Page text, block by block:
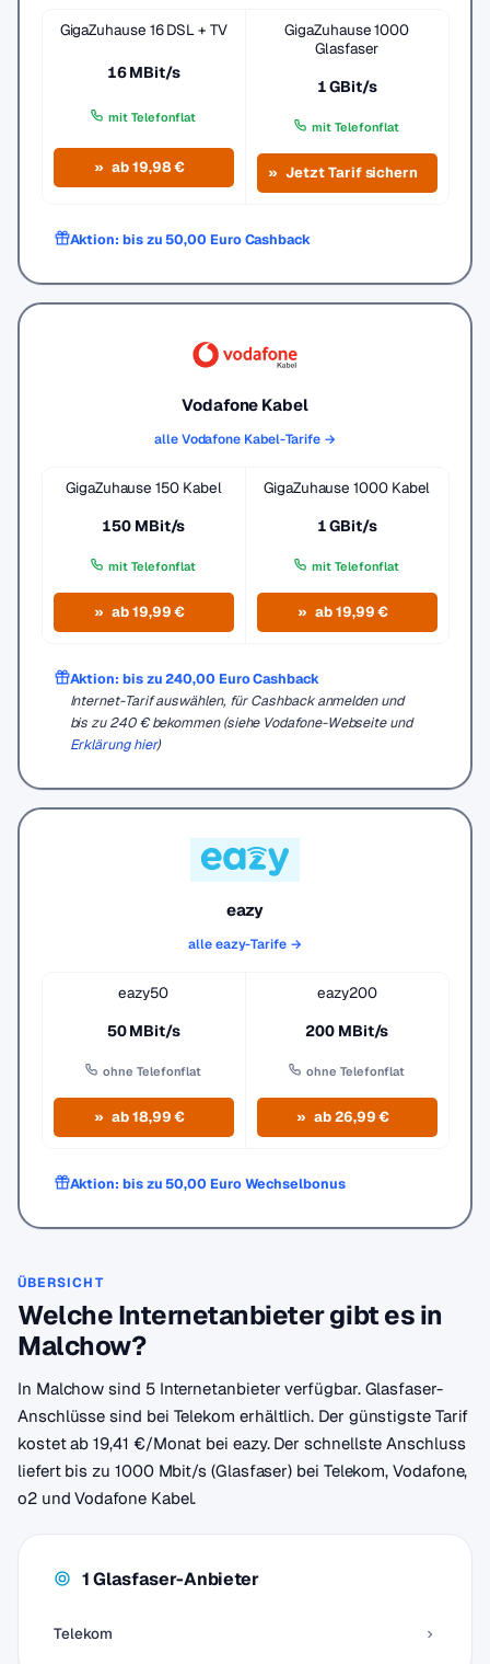
GigaZuhause 16 DSL + TV
16 MBit/s
mit Telefonflat
ab 19,98 €
GigaZuhause 1000
Glasfaser
1 GBit/s
mit Telefonflat
Jetzt Tarif sichern
Aktion: bis zu 50,00 Euro Cashback
Vodafone Kabel
alle Vodafone Kabel-Tarife →
GigaZuhause 150 Kabel
150 MBit/s
mit Telefonflat
ab 19,99 €
GigaZuhause 1000 Kabel
1 GBit/s
mit Telefonflat
ab 19,99 €
Aktion: bis zu 240,00 Euro Cashback
Internet-Tarif auswählen, für Cashback anmelden und
bis zu 240 € bekommen (siehe Vodafone-Webseite und
Erklärung hier)
eazy
alle eazy-Tarife →
eazy50
50 MBit/s
ohne Telefonflat
ab 18,99 €
eazy200
200 MBit/s
ohne Telefonflat
ab 26,99 €
Aktion: bis zu 50,00 Euro Wechselbonus
ÜBERSICHT
Welche Internetanbieter gibt es in
Malchow?
In Malchow sind 5 Internetanbieter verfügbar. Glasfaser-
Anschlüsse sind bei Telekom erhältlich. Der günstigste Tarif
kostet ab 19,41 €/Monat bei eazy. Der schnellste Anschluss
liefert bis zu 1000 Mbit/s (Glasfaser) bei Telekom, Vodafone,
o2 und Vodafone Kabel.
1 Glasfaser-Anbieter
Telekom